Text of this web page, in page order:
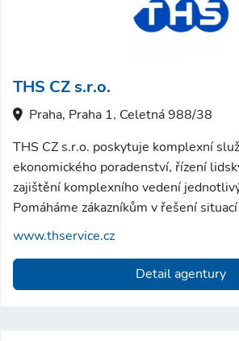
THS CZ s.r.o.
Praha, Praha 1, Celetná 988/38
THS CZ s.r.o. poskytuje komplexní
ekonomického poradenství, řízení
zajištění komplexního vedení
Pomáháme zákazníkům v řešení
www.thservice.cz
Detail agentury